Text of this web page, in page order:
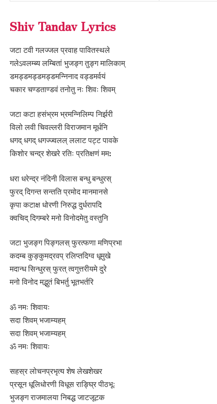
Shiv Tandav Lyrics
जटा टवी गलज्जल प्रवाह पावितस्थले
गलेऽवलम्ब्य लम्बितां भुजङ्ग तुङ्ग मालिकाम्
डमड्डमड्डमड्डमन्निनाद वड्डमर्वयं
चकार चण्डताण्डवं तनोतु नः शिवः शिवम्
जटा कटा हसंभ्रम भ्रमन्निलिम्प निर्झरी
विलो लवी चिवल्लरी विराजमान मूर्धनि
धगद् धगद् धगज्ज्वलल् ललाट पट्ट पावके
किशोर चन्द्र शेखरे रतिः प्रतिक्षणं मम:
धरा धरेन्द्र नंदिनी विलास बन्धु बन्धुरस्
फुरद् दिगन्त सन्तति प्रमोद मानमानसे
कृपा कटाक्ष धोरणी निरुद्ध दुर्धरापदि
क्वचिद् दिगम्बरे मनो विनोदमेतु वस्तुनि
जटा भुजङ्ग पिङ्गलस् फुरत्फणा मणिप्रभा
कदम्ब कुङ्कुमद्रवप् रलिप्तदिग्व धूमुखे
मदान्ध सिन्धुरस् फुरत् त्वगुत्तरीयमे दुरे
मनो विनोद मद्भुतं बिभर्तु भूतभर्तरि
ॐ नमः शिवायः
सदा शिवम् भजाम्यहम्
सदा शिवम् भजाम्यहम्
ॐ नमः शिवायः
सहस्र लोचनप्रभृत्य शेष लेखशेखर
प्रसून धूलिधोरणी विधूस राङ्घ्रि पीठभूः
भुजङ्ग राजमालया निबद्ध जाटजूटक